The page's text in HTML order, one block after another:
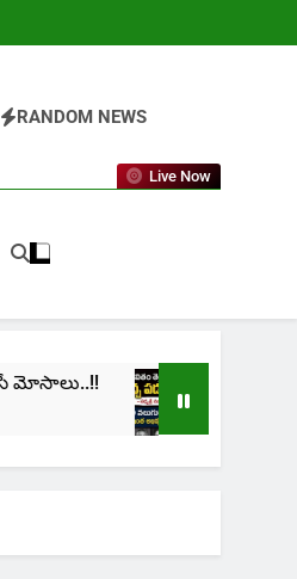
RANDOM NEWS
Live Now
cinima: “నా
1 Month Ago